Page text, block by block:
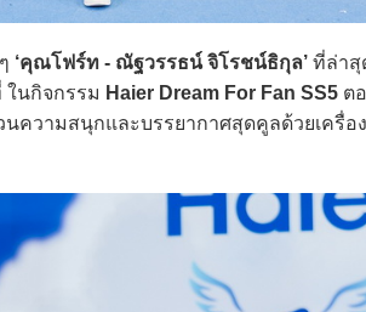
‘คุณโฟร์ท - ณัฐวรรธน์ จิโรชน์ธิกุล’ ที่ล่าสุ
ในกิจกรรม Haier Dream For Fan SS5 ต
ความสนุกและบรรยากาศสุดคูลด้วยเครื่อ